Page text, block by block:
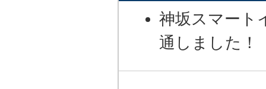
神坂スマート
通しました！